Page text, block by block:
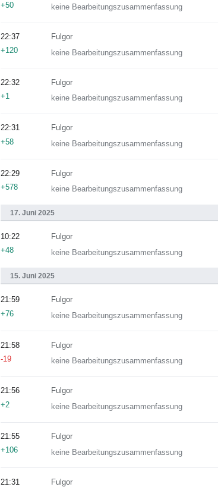
keine Bearbeitungszusammenfassung
+50
Fulgor
keine Bearbeitungszusammenfassung
22:37
+120
Fulgor
keine Bearbeitungszusammenfassung
22:32
+1
Fulgor
keine Bearbeitungszusammenfassung
22:31
+58
Fulgor
keine Bearbeitungszusammenfassung
22:29
+578
17. Juni 2025
Fulgor
keine Bearbeitungszusammenfassung
10:22
+48
15. Juni 2025
Fulgor
keine Bearbeitungszusammenfassung
21:59
+76
Fulgor
keine Bearbeitungszusammenfassung
21:58
-19
Fulgor
keine Bearbeitungszusammenfassung
21:56
+2
Fulgor
keine Bearbeitungszusammenfassung
21:55
+106
Fulgor
21:31